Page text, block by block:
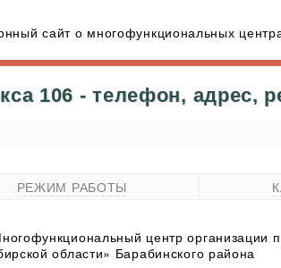
сайт о многофункциональных
106 - телефон, адрес,
РЕЖИМ РАБОТЫ
центр организации
области» Барабинского района